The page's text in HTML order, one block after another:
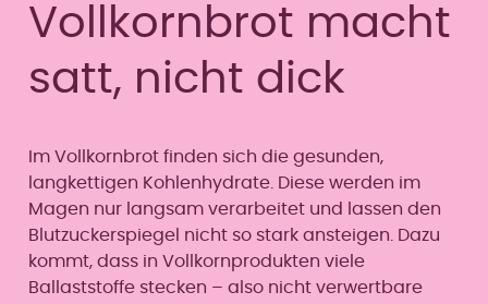
Vollkornbrot macht
satt, nicht dick
Im Vollkornbrot finden sich die gesunden,
langkettigen Kohlenhydrate. Diese werden im
Magen nur langsam verarbeitet und lassen den
Blutzuckerspiegel nicht so stark ansteigen. Dazu
kommt, dass in Vollkornprodukten viele
Ballaststoffe stecken – also nicht verwertbare